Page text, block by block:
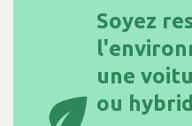
Soyez
une
ou